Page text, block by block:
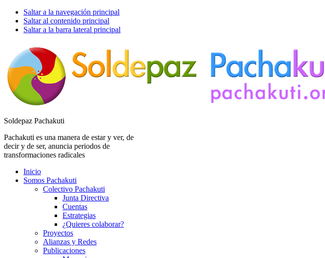
Saltar a la navegación principal
Saltar al contenido principal
Saltar a la barra lateral principal
Soldepaz Pachakuti
Pachakuti es una manera de estar y ver, de
decir y de ser, anuncia periodos de
transformaciones radicales
Inicio
Somos Pachakuti
Colectivo Pachakuti
Junta Directiva
Cuentas
Estrategias
¿Quieres colaborar?
Proyectos
Alianzas y Redes
Publicaciones